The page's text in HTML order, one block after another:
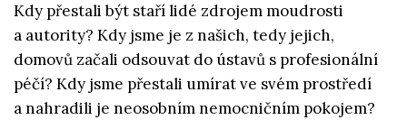
Kdy přestali být staří lidé zdrojem moudrosti
a autority? Kdy jsme je z našich, tedy jejich,
domovů začali odsouvat do ústavů s profesionální
péčí? Kdy jsme přestali umírat ve svém prostředí
a nahradili je neosobním nemocničním pokojem?